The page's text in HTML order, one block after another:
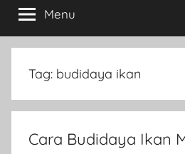
Menu
Tag: budidaya ikan
Cara Budidaya Ikan